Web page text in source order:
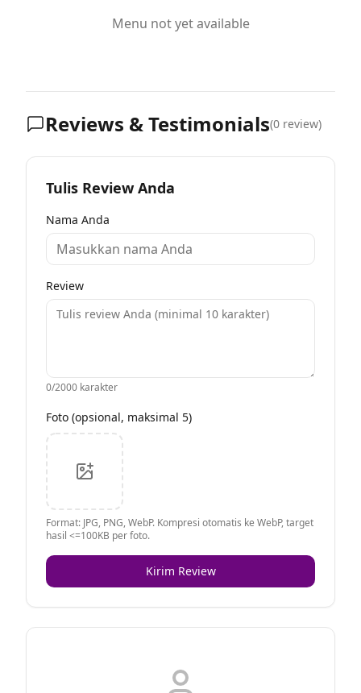
Menu not yet available
Reviews & Testimonials(0 review)
Tulis Review Anda
Nama Anda
Review
0/2000 karakter
Foto (opsional, maksimal 5)
Format: JPG, PNG, WebP. Kompresi otomatis ke WebP, target
hasil <=100KB per foto.
Kirim Review